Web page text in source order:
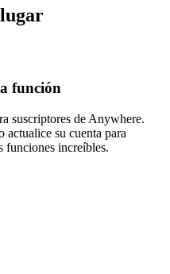
función
suscriptores de Anywhere.
actualice su cuenta para
funciones increíbles.